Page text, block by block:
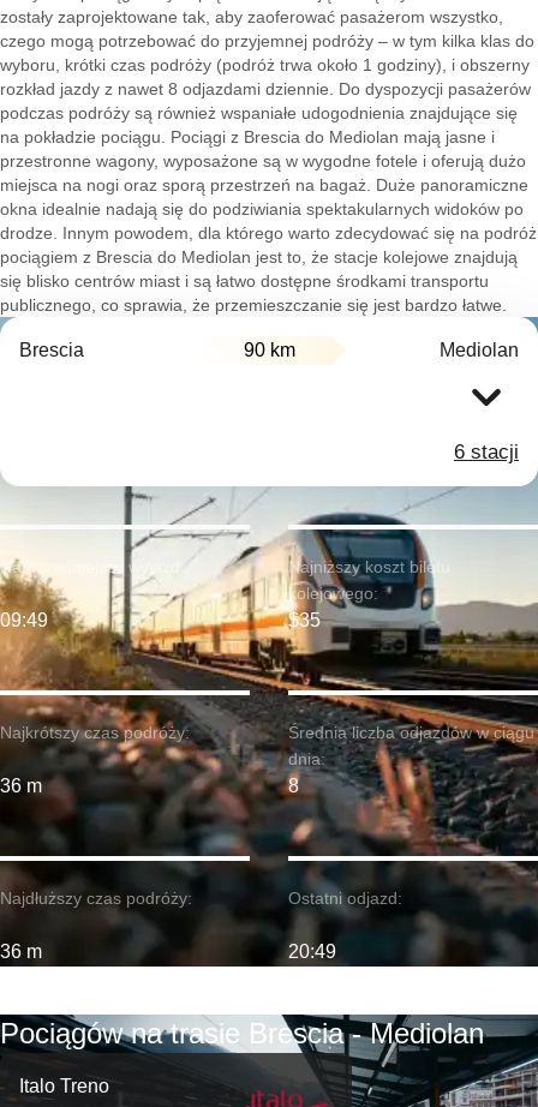
zostały zaprojektowane tak, aby zaoferować pasażerom wszystko,
czego mogą potrzebować do przyjemnej podróży – w tym kilka klas do
wyboru, krótki czas podróży (podróż trwa około 1 godziny), i obszerny
rozkład jazdy z nawet 8 odjazdami dziennie. Do dyspozycji pasażerów
podczas podróży są również wspaniałe udogodnienia znajdujące się
na pokładzie pociągu. Pociągi z Brescia do Mediolan mają jasne i
przestronne wagony, wyposażone są w wygodne fotele i oferują dużo
miejsca na nogi oraz sporą przestrzeń na bagaż. Duże panoramiczne
okna idealnie nadają się do podziwiania spektakularnych widoków po
drodze. Innym powodem, dla którego warto zdecydować się na podróż
pociągiem z Brescia do Mediolan jest to, że stacje kolejowe znajdują
się blisko centrów miast i są łatwo dostępne środkami transportu
publicznego, co sprawia, że przemieszczanie się jest bardzo łatwe.
Brescia 90 km Mediolan
6 stacji
Najkrótszy czas podróży:
36 m
Najwcześniejszy wyjazd:
09:49
Najdłuższy czas podróży:
36 m
Najniższy koszt biletu
kolejowego:
$35
Średnia liczba odjazdów w ciągu
dnia:
8
Ostatni odjazd:
20:49
Pociągów na trasie Brescia - Mediolan
Italo Treno